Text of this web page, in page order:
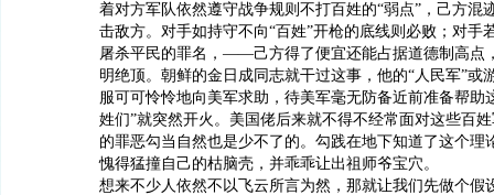
着对方军队依然遵守战争规则不打百姓的“弱点”，己方混
击敌方。对手如持守不向“百姓”开枪的底线则必败；对手
屠杀平民的罪名，——己方得了便宜还能占据道德制高点
明绝顶。朝鲜的金日成同志就干过这事，他的“人民军”或
服可可怜怜地向美军求助，待美军毫无防备近前准备帮助
姓们”就突然开火。美国佬后来就不得不经常面对这些百
的罪恶勾当自然也是少不了的。勾践在地下知道了这个理
愧得猛撞自己的枯脑壳，并乖乖让出祖师爷宝穴。
想来不少人依然不以飞云所言为然，那就让我们先做个假